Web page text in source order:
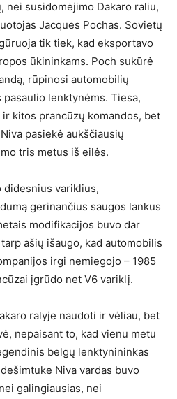
nei susidomėjimo Dakaro raliu,
Jacques Pochas. Sovietų
tik tiek, kad eksportavo
ūkininkams. Poch sukūrė
rūpinosi automobilių
lenktynėms. Tiesa,
kitos prancūzų komandos, bet
pasiekė aukščiausių
tris metus iš eilės.
didesnius variklius,
gerinančius saugos lankus
modifikacijos buvo dar
ašių išaugo, kad automobilis
irgi nemiegojo – 1985
įgrūdo net V6 variklį.
ralyje naudoti ir vėliau, bet
nepaisant to, kad vienu metu
belgų lenktynininkas
Niva vardas buvo
galingiausias, nei